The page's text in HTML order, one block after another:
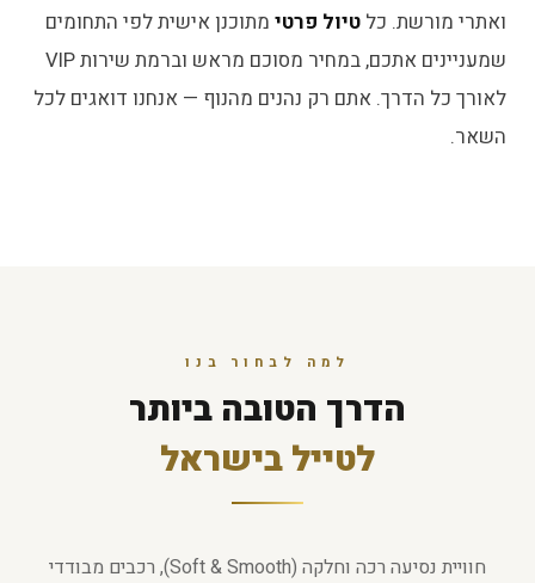
ואתרי מורשת. כל טיול פרטי מתוכנן אישית לפי התחומים
שמעניינים אתכם, במחיר מסוכם מראש וברמת שירות VIP
לאורך כל הדרך. אתם רק נהנים מהנוף — אנחנו דואגים לכל
השאר.
למה לבחור בנו
הדרך הטובה ביותר
לטייל בישראל
חוויית נסיעה רכה וחלקה (Soft & Smooth), רכבים מבודדי